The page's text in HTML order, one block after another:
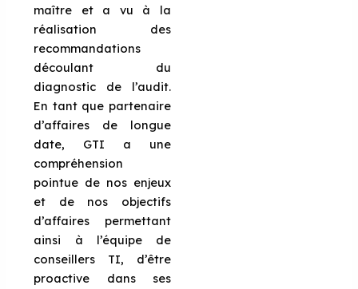
maître et a vu à la
réalisation des
recommandations
découlant du
diagnostic de l’audit.
En tant que partenaire
d’affaires de longue
date, GTI a une
compréhension
pointue de nos enjeux
et de nos objectifs
d’affaires permettant
ainsi à l’équipe de
conseillers TI, d’être
proactive dans ses